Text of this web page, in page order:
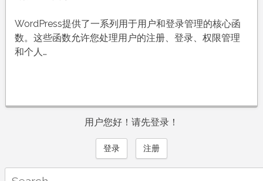
WordPress提供了一系列用于用户和登录管理的核心函
数。这些函数允许您处理用户的注册、登录、权限管理
和个人…
用户您好！请先登录！
登录 注册